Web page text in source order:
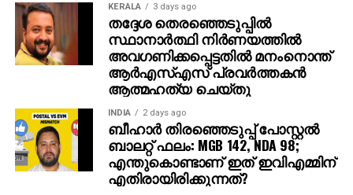
KERALA 3 days ago
തദ്ദേശ തെരഞ്ഞെടുപ്പില്‍
സ്ഥാനാര്‍ത്ഥി നിര്‍ണയത്തില്‍
അവഗണിക്കപ്പെട്ടതില്‍ മനംനൊന്ത്
ആര്‍എസ്എസ് പ്രവര്‍ത്തകന്‍
ആത്മഹത്യ ചെയ്തു
INDIA 2 days ago
ബീഹാർ തിരഞ്ഞെടുപ്പ് പോസ്റ്റൽ
ബാലറ്റ് ഫലം: MGB 142, NDA 98;
എന്തുകൊണ്ടാണ് ഇത് ഇവിഎമ്മിന്
എതിരായിരിക്കുന്നത്?